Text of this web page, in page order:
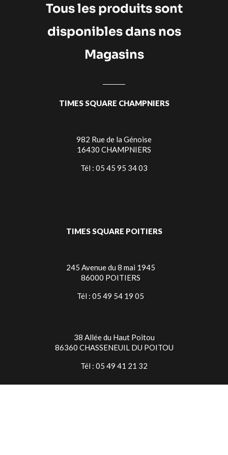
Tous les produits sont
disponibles dans nos
Magasins
TIMES SQUARE CHAMPNIERS
982 Rue de la Génoise
16430 CHAMPNIERS
Tél : 05 45 95 34 03
TIMES SQUARE POITIERS
245 Avenue du 8 mai 1945
86000 POITIERS
Tél : 05 49 54 19 05
38 Allée du Haut Poitou
86360 CHASSENEUIL DU POITOU
Tél : 05 49 41 21 32